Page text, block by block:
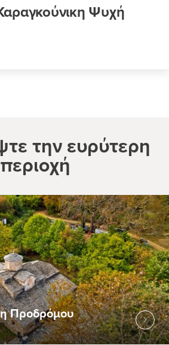
Ψυχή
την ευρύτερη
περιοχή
Προδρόμου